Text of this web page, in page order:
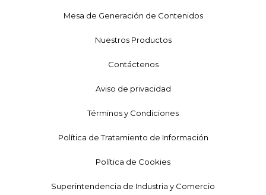
Mesa de Generación de Contenidos
Nuestros Productos
Contáctenos
Aviso de privacidad
Términos y Condiciones
Política de Tratamiento de Información
Política de Cookies
Superintendencia de Industria y Comercio